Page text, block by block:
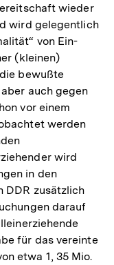
wieder
wird gelegentlich
von Ein-
(kleinen)
bewußte
auch gegen
vor einem
werden
wird
in den
DDR zusätzlich
darauf
für das vereinte
etwa 1, 35 Mio.